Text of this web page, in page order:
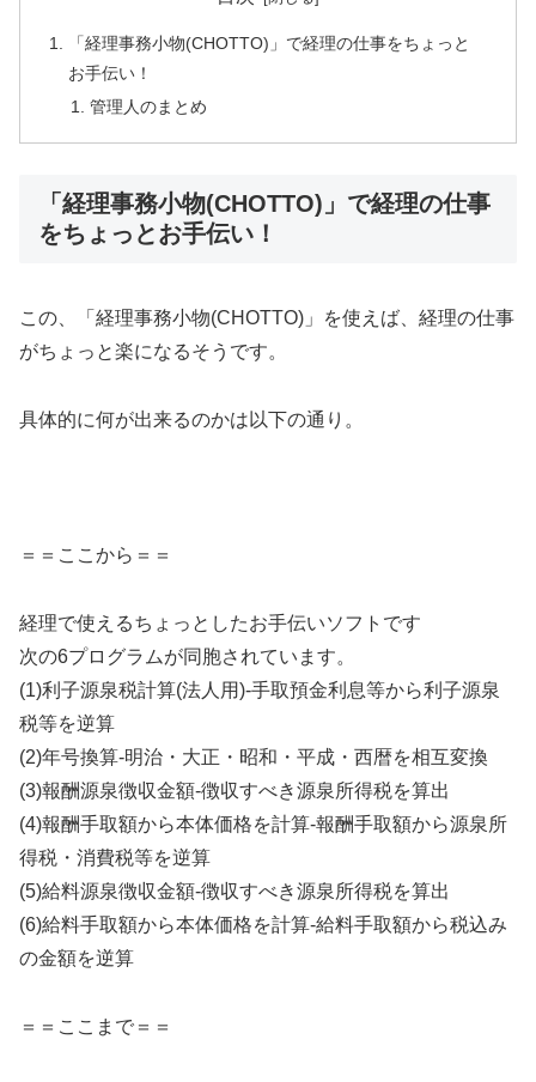
「経理事務小物(CHOTTO)」で経理の仕事をちょっと
お手伝い！
管理人のまとめ
「経理事務小物(CHOTTO)」で経理の仕事
をちょっとお手伝い！
この、「経理事務小物(CHOTTO)」を使えば、経理の仕事
がちょっと楽になるそうです。
具体的に何が出来るのかは以下の通り。
＝＝ここから＝＝
経理で使えるちょっとしたお手伝いソフトです
次の6プログラムが同胞されています。
(1)利子源泉税計算(法人用)-手取預金利息等から利子源泉
税等を逆算
(2)年号換算-明治・大正・昭和・平成・西暦を相互変換
(3)報酬源泉徴収金額-徴収すべき源泉所得税を算出
(4)報酬手取額から本体価格を計算-報酬手取額から源泉所
得税・消費税等を逆算
(5)給料源泉徴収金額-徴収すべき源泉所得税を算出
(6)給料手取額から本体価格を計算-給料手取額から税込み
の金額を逆算
＝＝ここまで＝＝